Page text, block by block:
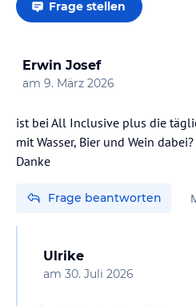
Frage stellen
Erwin Josef
am 9. März 2026
ist bei All Inclusive plus die
mit Wasser, Bier und Wein dabei?
Danke
Frage beantworten
Ulrike
am 30. Juli 2026